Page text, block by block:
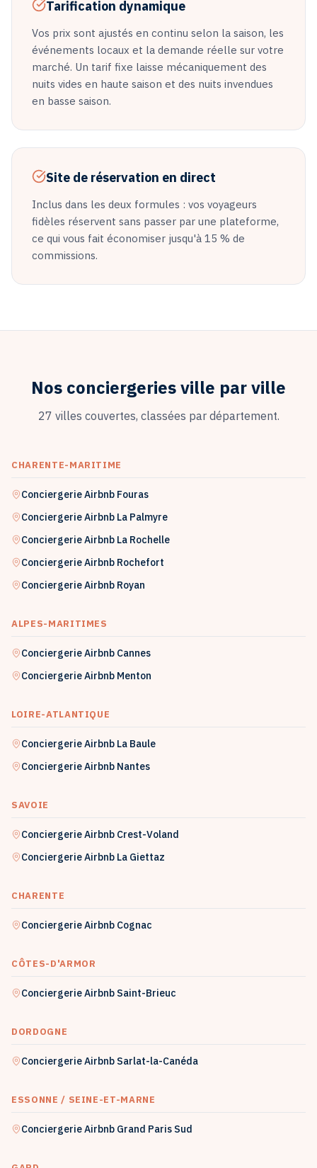
Tarification dynamique
Vos prix sont ajustés en continu selon la saison, les
événements locaux et la demande réelle sur votre
marché. Un tarif fixe laisse mécaniquement des
nuits vides en haute saison et des nuits invendues
en basse saison.
Site de réservation en direct
Inclus dans les deux formules : vos voyageurs
fidèles réservent sans passer par une plateforme,
ce qui vous fait économiser jusqu'à 15 % de
commissions.
Nos conciergeries ville par ville
27 villes couvertes, classées par département.
CHARENTE-MARITIME
Conciergerie Airbnb Fouras
Conciergerie Airbnb La Palmyre
Conciergerie Airbnb La Rochelle
Conciergerie Airbnb Rochefort
Conciergerie Airbnb Royan
ALPES-MARITIMES
Conciergerie Airbnb Cannes
Conciergerie Airbnb Menton
LOIRE-ATLANTIQUE
Conciergerie Airbnb La Baule
Conciergerie Airbnb Nantes
SAVOIE
Conciergerie Airbnb Crest-Voland
Conciergerie Airbnb La Giettaz
CHARENTE
Conciergerie Airbnb Cognac
CÔTES-D'ARMOR
Conciergerie Airbnb Saint-Brieuc
DORDOGNE
Conciergerie Airbnb Sarlat-la-Canéda
ESSONNE / SEINE-ET-MARNE
Conciergerie Airbnb Grand Paris Sud